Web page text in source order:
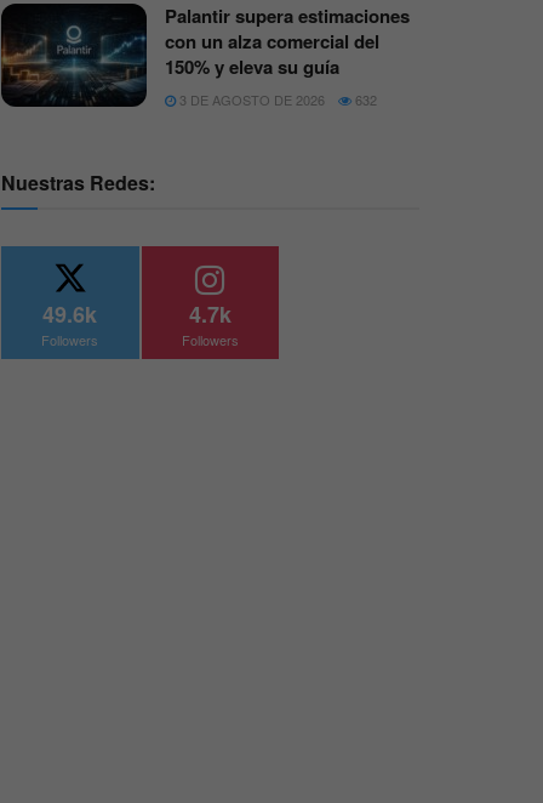
Palantir supera estimaciones
con un alza comercial del
150% y eleva su guía
3 DE AGOSTO DE 2026 632
Nuestras Redes:
49.6k
Followers
4.7k
Followers